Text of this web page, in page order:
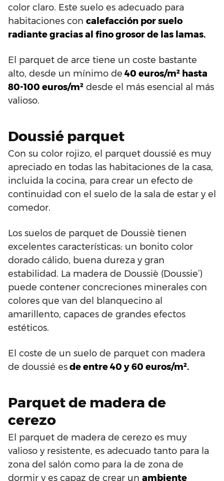
color claro. Este suelo es adecuado para
habitaciones con calefacción por suelo
radiante gracias al fino grosor de las lamas.
El parquet de arce tiene un coste bastante
alto, desde un mínimo de 40 euros/m² hasta
80-100 euros/m² desde el más esencial al más
valioso.
Doussié parquet
Con su color rojizo, el parquet doussié es muy
apreciado en todas las habitaciones de la casa,
incluida la cocina, para crear un efecto de
continuidad con el suelo de la sala de estar y el
comedor.
Los suelos de parquet de Doussiè tienen
excelentes características: un bonito color
dorado cálido, buena dureza y gran
estabilidad. La madera de Doussiè (Doussie’)
puede contener concreciones minerales con
colores que van del blanquecino al
amarillento, capaces de grandes efectos
estéticos.
El coste de un suelo de parquet con madera
de doussié esde entre 40 y 60 euros/m².
Parquet de madera de
cerezo
El parquet de madera de cerezo es muy
valioso y resistente, es adecuado tanto para la
zona del salón como para la de zona de
dormir y es capaz de crear un ambiente